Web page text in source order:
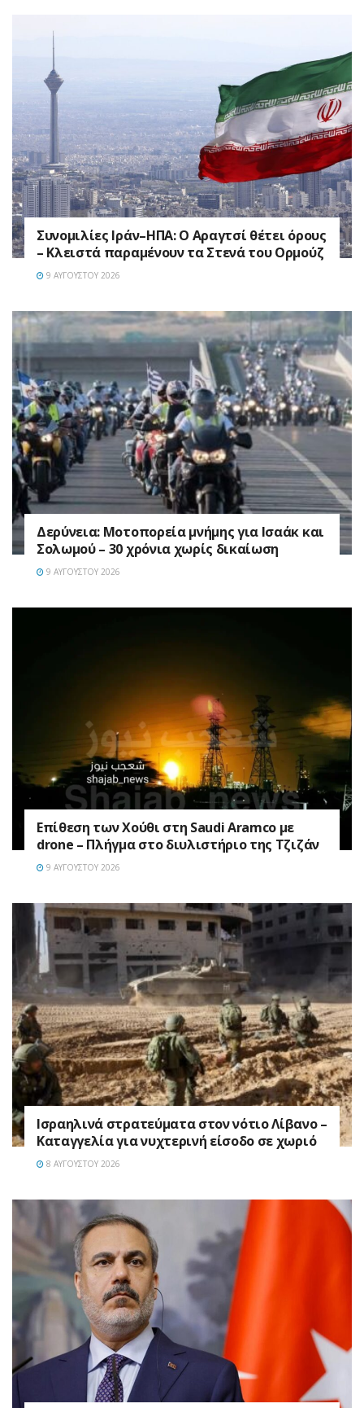
Συνομιλίες Ιράν–ΗΠΑ: Ο Αραγτσί θέτει όρους
– Κλειστά παραμένουν τα Στενά του Ορμούζ
9 ΑΥΓΟΎΣΤΟΥ 2026
Δερύνεια: Μοτοπορεία μνήμης για Ισαάκ και
Σολωμού – 30 χρόνια χωρίς δικαίωση
9 ΑΥΓΟΎΣΤΟΥ 2026
Επίθεση των Χούθι στη Saudi Aramco με
drone – Πλήγμα στο διυλιστήριο της Τζιζάν
9 ΑΥΓΟΎΣΤΟΥ 2026
Ισραηλινά στρατεύματα στον νότιο Λίβανο –
Καταγγελία για νυχτερινή είσοδο σε χωριό
8 ΑΥΓΟΎΣΤΟΥ 2026